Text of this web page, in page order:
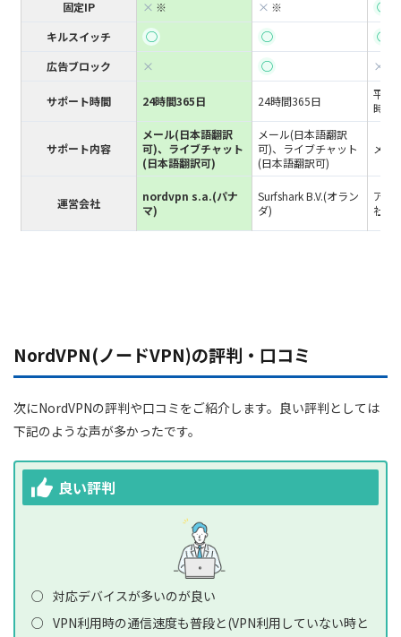
アイルランド(1) :
ジャージー(1) :
ラトビア(1) :
モルドバ(1) :
モンテネグロ(1) :
北マケドニア(1) :
ノルウェー(1) :
ルーマニア(1) :
セルビア(1) :
固定IP × ※ × ※ ◯
キルスイッチ
◯ ◯ ◯
広告ブロック × ◯ ×
サポート時間 24時間365日 24時間365日
平日
時間)
サポート内容
メール(日本語翻訳
可)、ライブチャット
(日本語翻訳可)
メール(日本語翻訳
可)、ライブチャット
(日本語翻訳可)
メー
運営会社
nordvpn s.a.(パナ
マ)
Surfshark B.V.(オラン
ダ)
アズ
社(
NordVPN(ノードVPN)の評判・口コミ
次にNordVPNの評判や口コミをご紹介します。良い評判としては
下記のような声が多かったです。
良い評判
対応デバイスが多いのが良い
VPN利用時の通信速度も普段と(VPN利用していない時と